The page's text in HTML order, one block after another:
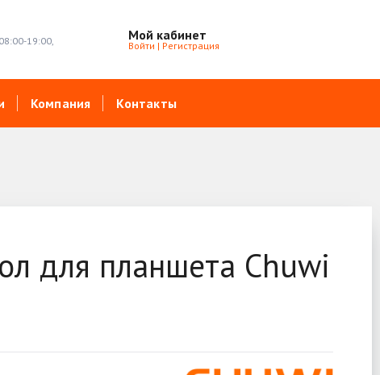
19:00,
Мой кабинет
Войти | Регистрация
Компания Контакты
для планшета Chuwi